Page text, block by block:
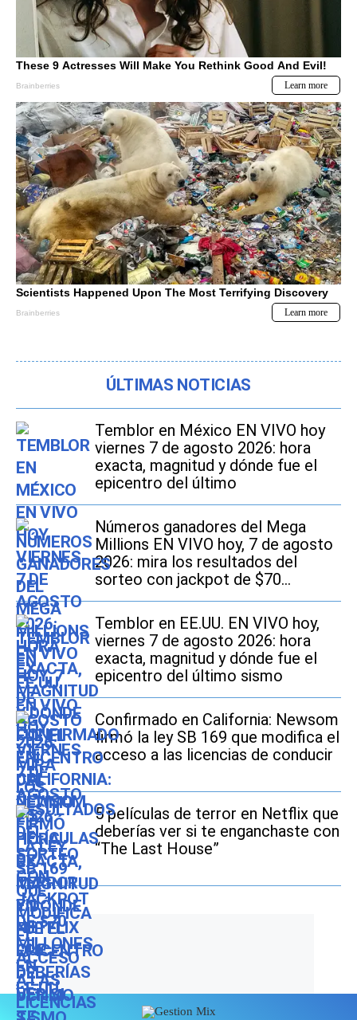
ÚLTIMAS NOTICIAS
Temblor en México EN VIVO hoy
viernes 7 de agosto 2026: hora
exacta, magnitud y dónde fue el
epicentro del último
Números ganadores del Mega
Millions EN VIVO hoy, 7 de agosto
2026: mira los resultados del
sorteo con jackpot de $70
millones en EE.UU.
Temblor en EE.UU. EN VIVO hoy,
viernes 7 de agosto 2026: hora
exacta, magnitud y dónde fue el
epicentro del último sismo
Confirmado en California: Newsom
firmó la ley SB 169 que modifica el
acceso a las licencias de conducir
5 películas de terror en Netflix que
deberías ver si te enganchaste con
“The Last House”